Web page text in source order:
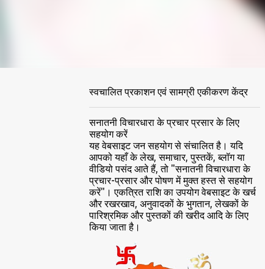
स्वचालित प्रकाशन एवं सामग्री एकीकरण केंद्र
सनातनी विचारधारा के प्रचार प्रसार के लिए
सहयोग करें
यह वेबसाइट जन सहयोग से संचालित है। यदि
आपको यहाँ के लेख, समाचार, पुस्तकें, ब्लॉग या
वीडियो पसंद आते हैं, तो "सनातनी विचारधारा के
प्रचार-प्रसार और पोषण में मुक्त हस्त से सहयोग
करें"। एकत्रित राशि का उपयोग वेबसाइट के खर्च
और रखरखाव, अनुवादकों के भुगतान, लेखकों के
पारिश्रमिक और पुस्तकों की खरीद आदि के लिए
किया जाता है।